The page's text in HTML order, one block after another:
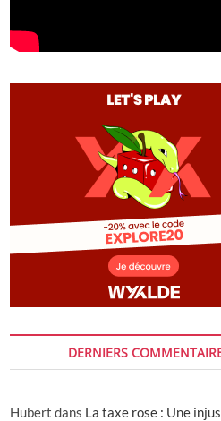
DERNIERS
Hubert dans La taxe rose : Une